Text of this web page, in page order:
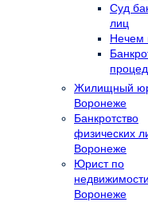
Суд
лиц
Нечем
Жилищный
Воронеже
Банкротство
физических
Воронеже
Юрист по
Воронеже